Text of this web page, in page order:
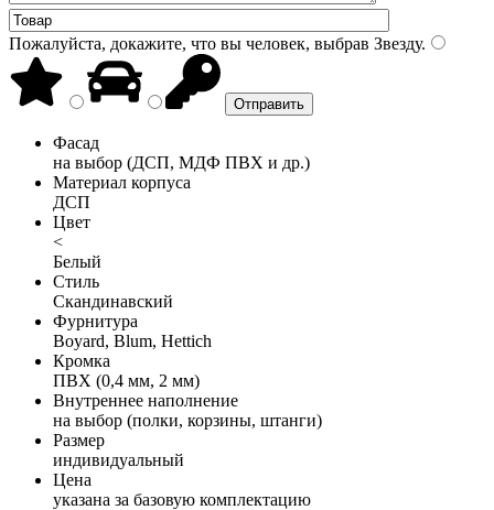
Пожалуйста, докажите, что вы человек, выбрав Звезду.
Фасад
на выбор (ДСП, МДФ ПВХ и др.)
Материал корпуса
ДСП
Цвет
<
Белый
Стиль
Скандинавский
Фурнитура
Boyard, Blum, Hettich
Кромка
ПВХ (0,4 мм, 2 мм)
Внутреннее наполнение
на выбор (полки, корзины, штанги)
Размер
индивидуальный
Цена
указана за базовую комплектацию